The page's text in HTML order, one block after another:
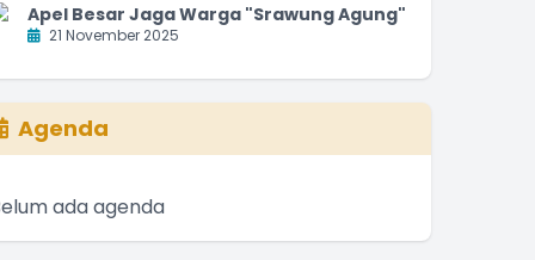
Apel Besar Jaga Warga "Srawung Agung"
21 November 2025
Agenda
ada agenda